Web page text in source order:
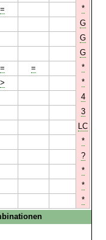
=
*
G
G
G
= =
*
>
*
4
3
LC
*
?
*
*
*